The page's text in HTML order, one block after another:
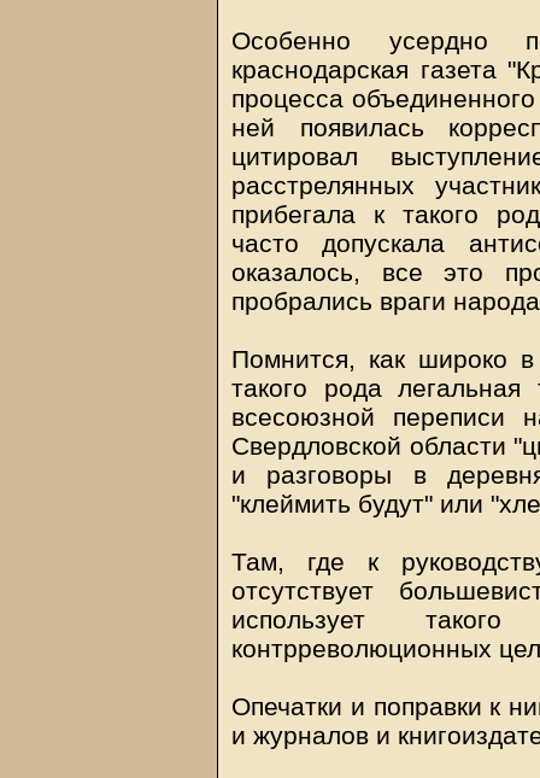
Особенно усердно
краснодарская газета
процесса объединенного
ней появилась
цитировал
расстрелянных
прибегала к такого
часто допускала
оказалось, все это
пробрались враги
Помнится, как широко в
такого рода
всесоюзной переписи
Свердловской области
и разговоры в
"клеймить будут" или
Там, где к
отсутствует
использует
контрреволюционных
Опечатки и поправки к
и журналов и